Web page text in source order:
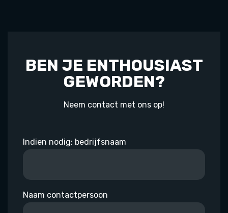
BEN JE ENTHOUSIAST
GEWORDEN?
Neem contact met ons op!
Indien nodig: bedrijfsnaam
Naam contactpersoon